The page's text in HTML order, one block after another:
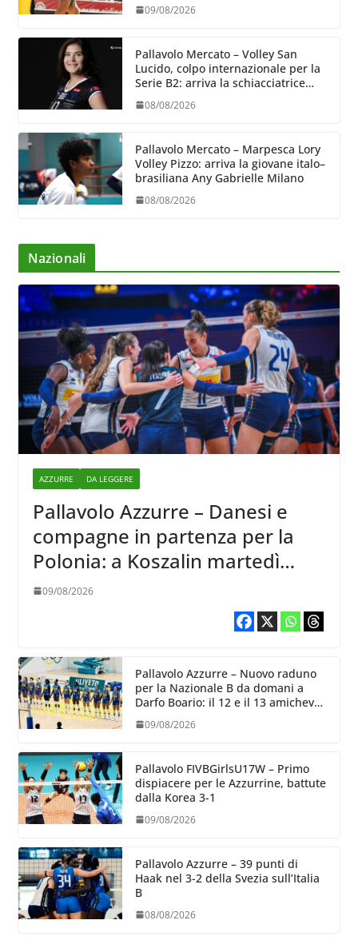
09/08/2026
Pallavolo Mercato – Volley San
Lucido, colpo internazionale per la
Serie B2: arriva la schiacciatrice
lettone Kristine Teivane
08/08/2026
Pallavolo Mercato – Marpesca Lory
Volley Pizzo: arriva la giovane italo–
brasiliana Any Gabrielle Milano
08/08/2026
Nazionali
AZZURRE DA LEGGERE
Pallavolo Azzurre – Danesi e
compagne in partenza per la
Polonia: a Koszalin martedì
giocano contro la Francia
09/08/2026
Pallavolo Azzurre – Nuovo raduno
per la Nazionale B da domani a
Darfo Boario: il 12 e il 13 amichevoli
09/08/2026
Pallavolo FIVBGirlsU17W – Primo
dispiacere per le Azzurrine, battute
dalla Korea 3-1
09/08/2026
Pallavolo Azzurre – 39 punti di
Haak nel 3-2 della Svezia sull’Italia
B
08/08/2026